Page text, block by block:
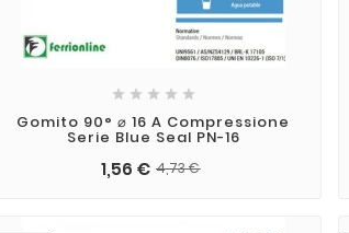
    
Gomito 90° ⌀ 16 A Compressione
Serie Blue Seal PN-16
1,56 € 4,73 €